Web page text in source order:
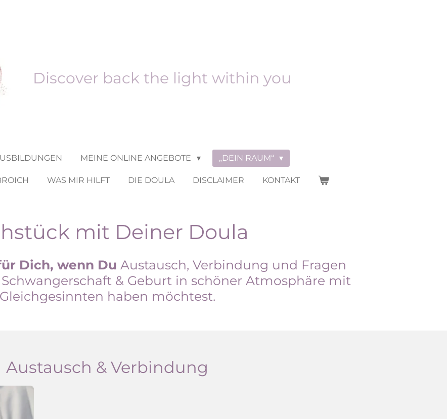
Discover back the light within you
MEINE ONLINE ANGEBOTE „DEIN RAUM“
WAS MIR HILFT DIE DOULA DISCLAIMER KONTAKT
mit Deiner Doula
Dich, wenn Du Austausch, Verbindung und Fragen
& Geburt in schöner Atmosphäre mit
Gleichgesinnten haben möchtest.
Austausch & Verbindung